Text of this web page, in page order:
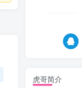
虎哥简介